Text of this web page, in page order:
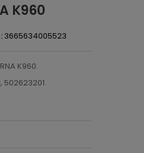
K960
3665634005523
K960.
502623201.